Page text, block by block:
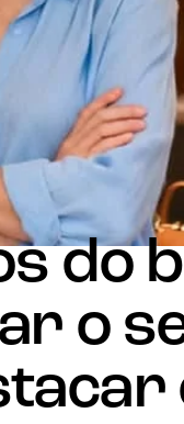
BRANDING
do
o